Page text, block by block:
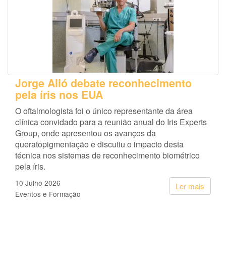
Jorge Alió debate reconhecimento
pela íris nos EUA
O oftalmologista foi o único representante da área
clínica convidado para a reunião anual do Iris Experts
Group, onde apresentou os avanços da
queratopigmentação e discutiu o impacto desta
técnica nos sistemas de reconhecimento biométrico
pela íris.
Ler mais
10 Julho 2026
Eventos e Formação